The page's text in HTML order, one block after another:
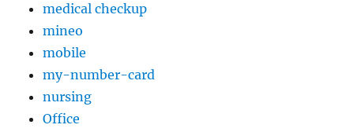
medical checkup
mineo
mobile
my-number-card
nursing
Office